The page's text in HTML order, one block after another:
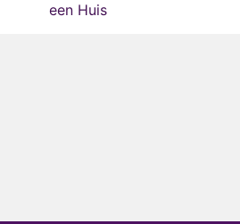
een Huis